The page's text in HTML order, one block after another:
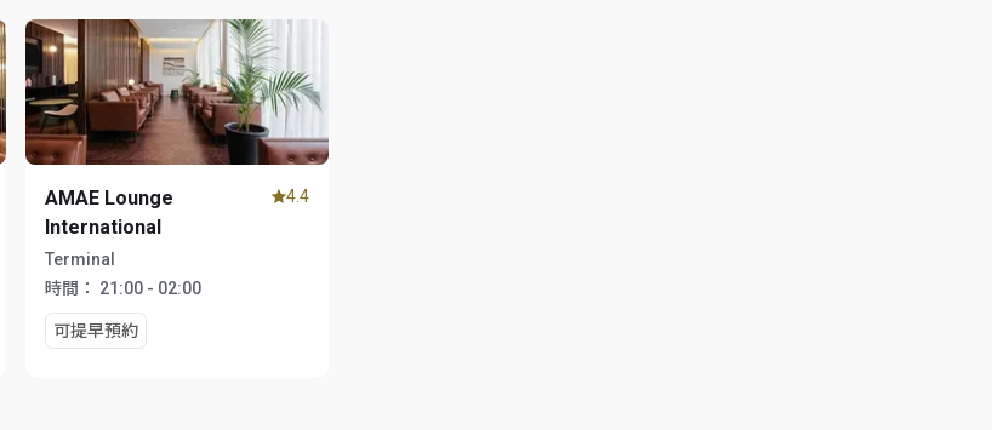
AMAE Lounge
International
Terminal
時間：
21:00 - 02:00
可提早預約
4.4